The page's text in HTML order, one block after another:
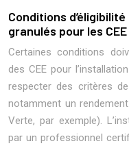
Conditions
granulés pour les CEE
Certaines conditions
des CEE pour
respecter des critères
notamment un
Verte, par exemple).
par un professionnel